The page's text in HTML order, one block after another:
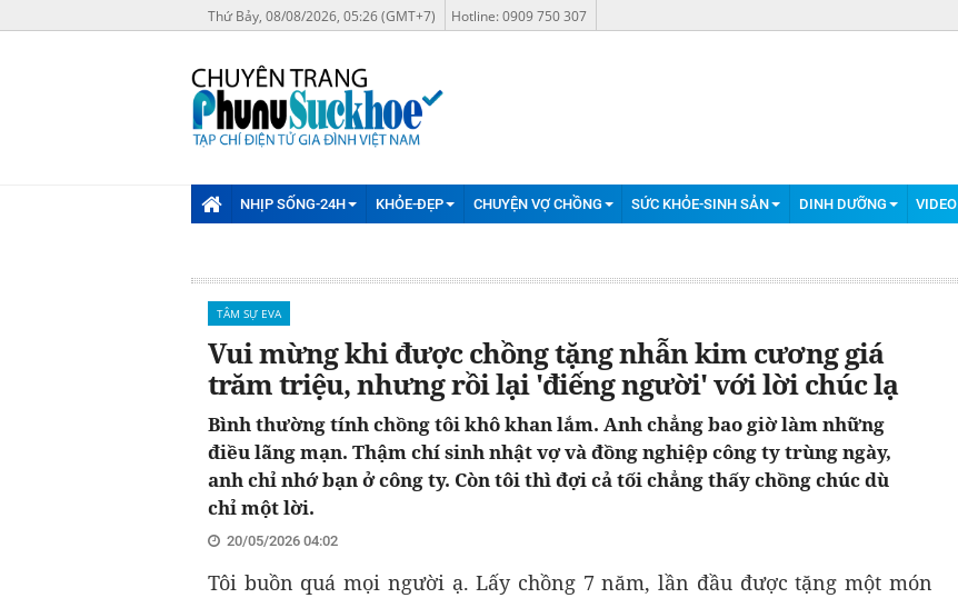
Thứ Bảy, 08/08/2026, 05:26 (GMT+7) Hotline: 0909 750 307
NHỊP SỐNG-24H KHỎE-ĐẸP CHUYỆN VỢ CHỒNG SỨC KHỎE-SINH SẢN DINH DƯỠNG VIDEO
TÂM SỰ EVA
Vui mừng khi được chồng tặng nhẫn kim cương giá
trăm triệu, nhưng rồi lại 'điếng người' với lời chúc lạ
Bình thường tính chồng tôi khô khan lắm. Anh chẳng bao giờ làm những
điều lãng mạn. Thậm chí sinh nhật vợ và đồng nghiệp công ty trùng ngày,
anh chỉ nhớ bạn ở công ty. Còn tôi thì đợi cả tối chẳng thấy chồng chúc dù
chỉ một lời.
20/05/2026 04:02
Tôi buồn quá mọi người ạ. Lấy chồng 7 năm, lần đầu được tặng một món